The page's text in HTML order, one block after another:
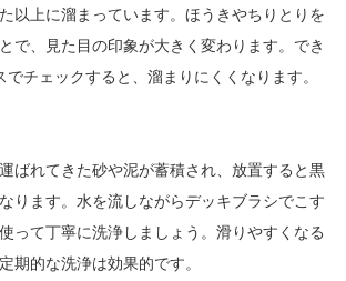
以上に溜まっています。ほうきやちりとりを
で、見た目の印象が大きく変わります。でき
チェックすると、溜まりにくくなります。
ばれてきた砂や泥が蓄積され、放置すると黒
ります。水を流しながらデッキブラシでこす
って丁寧に洗浄しましょう。滑りやすくなる
期的な洗浄は効果的です。